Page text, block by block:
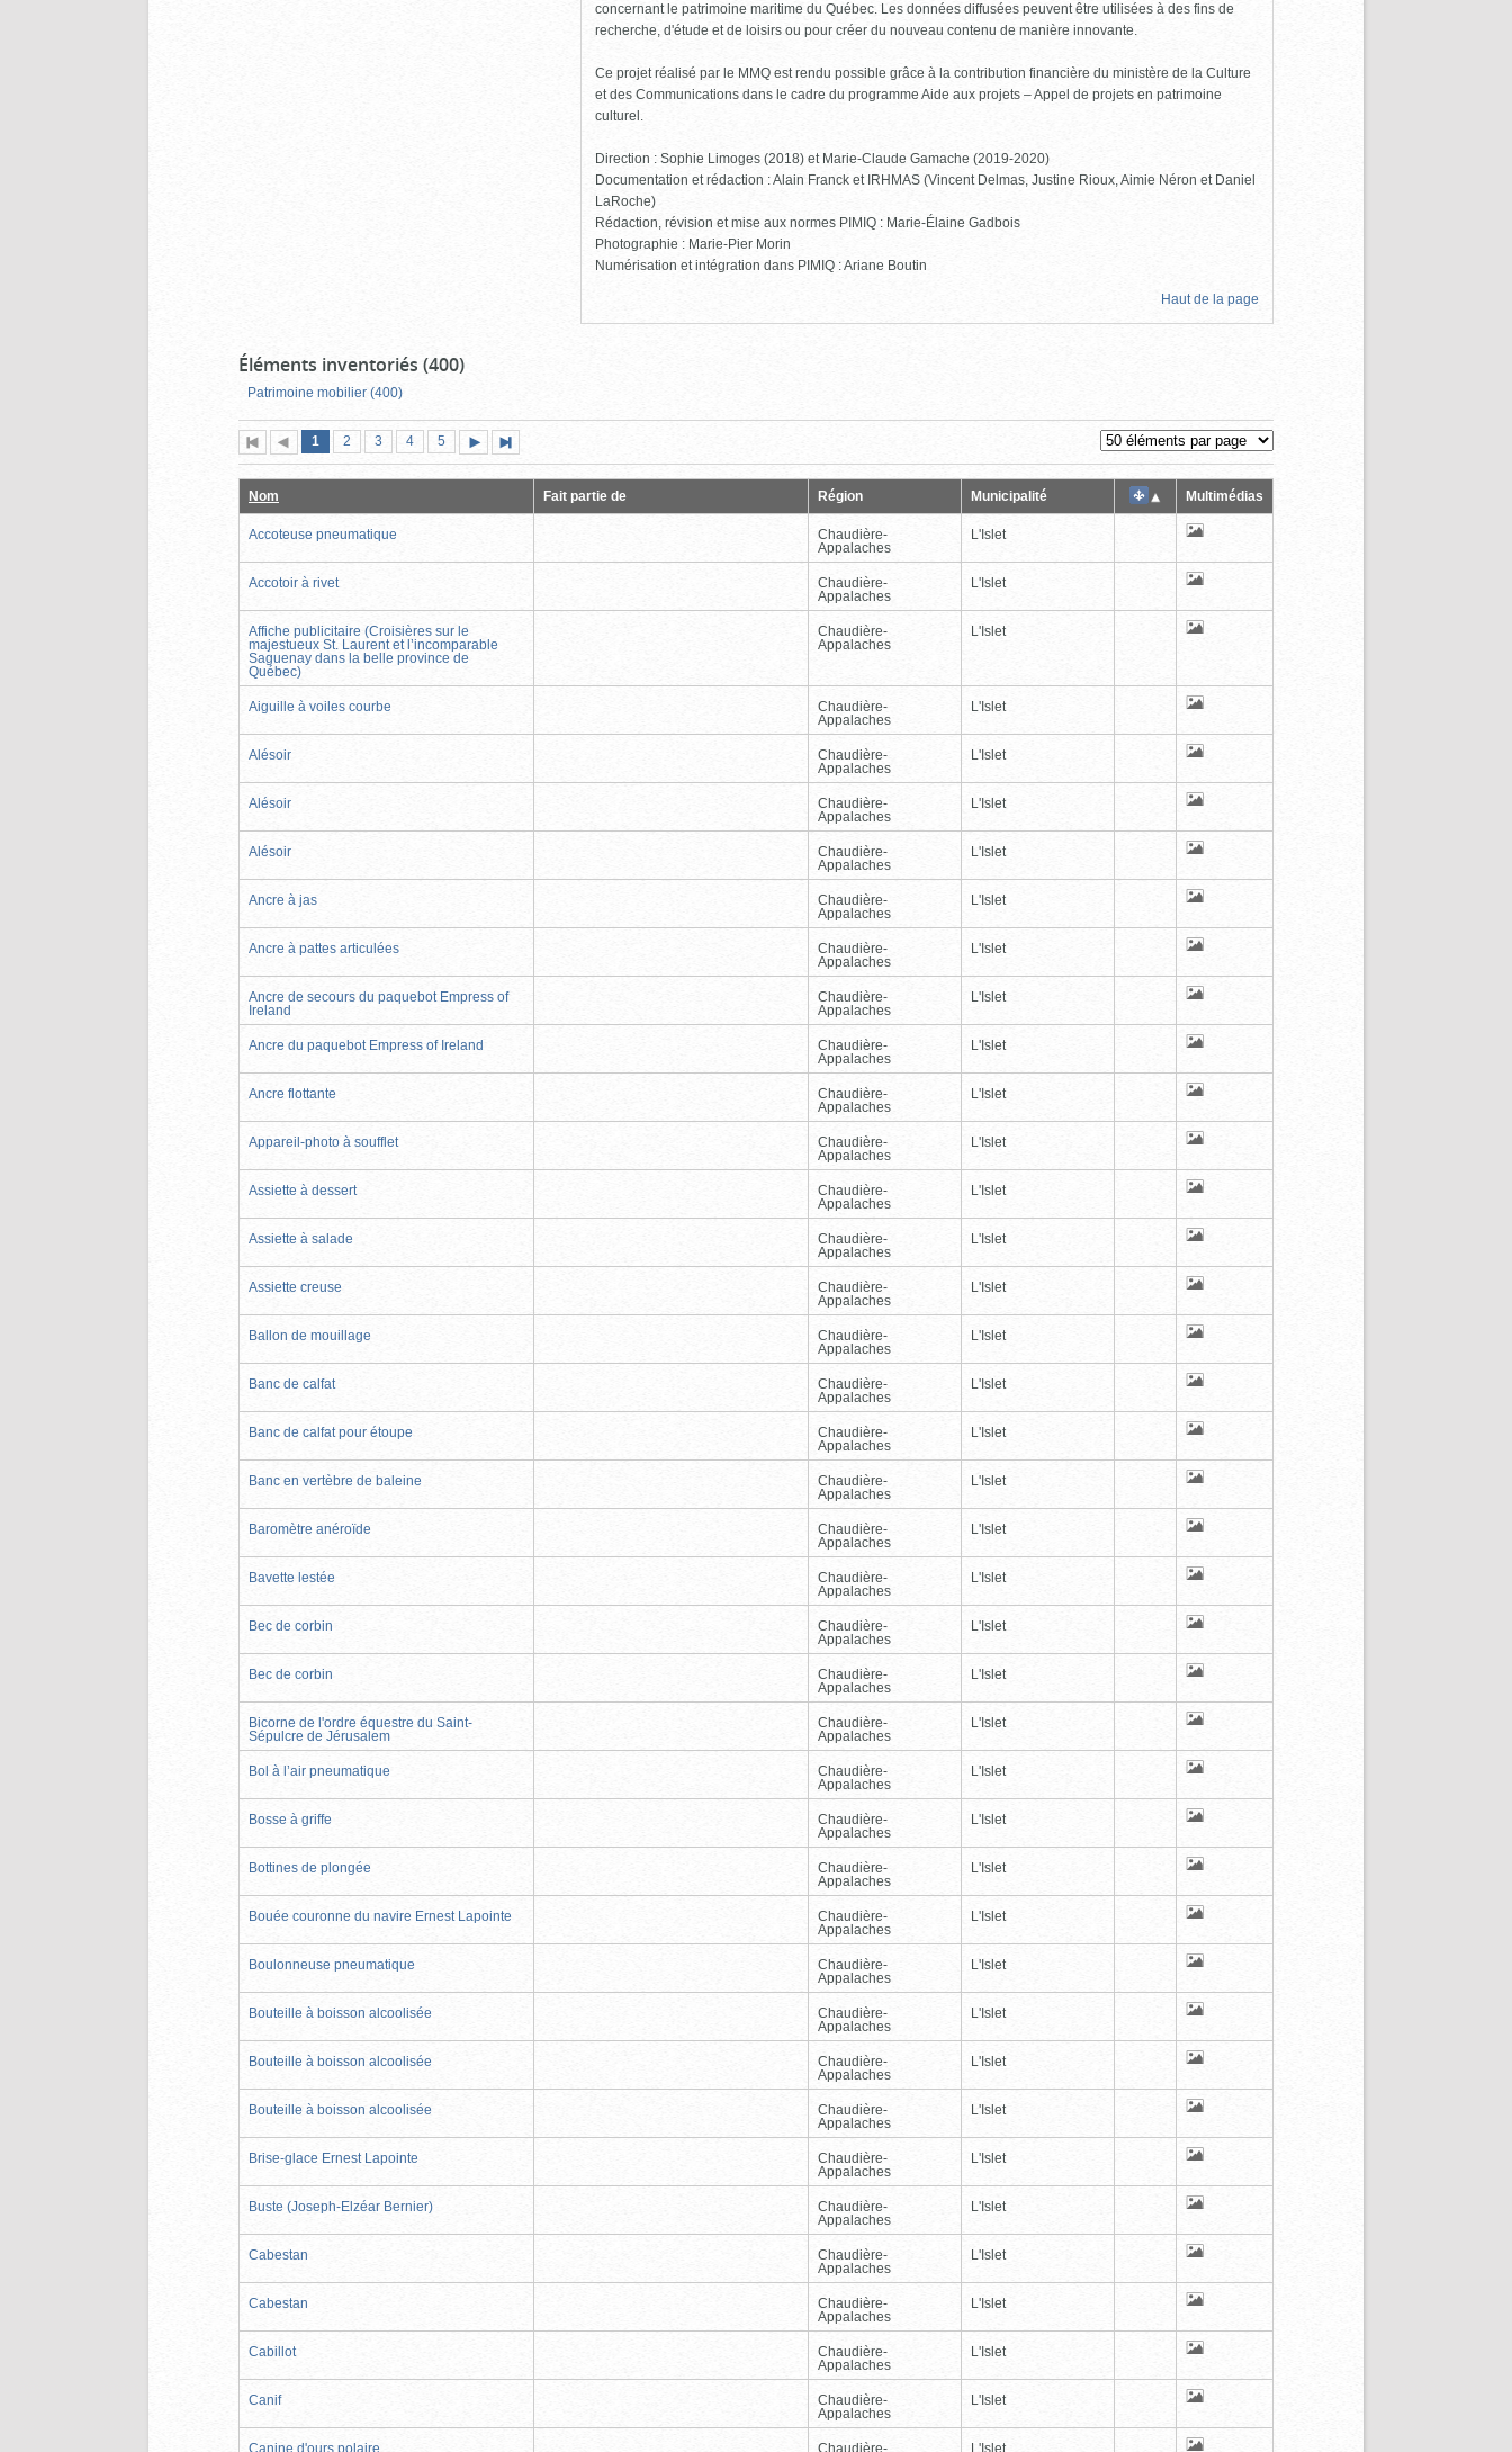
concernant le patrimoine maritime du Québec. Les données diffusées peuvent être utilisées à des fins de
recherche, d'étude et de loisirs ou pour créer du nouveau contenu de manière innovante.
Ce projet réalisé par le MMQ est rendu possible grâce à la contribution financière du ministère de la Culture
et des Communications dans le cadre du programme Aide aux projets – Appel de projets en patrimoine
culturel.
Direction : Sophie Limoges (2018) et Marie-Claude Gamache (2019-2020)
Documentation et rédaction : Alain Franck et IRHMAS (Vincent Delmas, Justine Rioux, Aimie Néron et Daniel
LaRoche)
Rédaction, révision et mise aux normes PIMIQ : Marie-Élaine Gadbois
Photographie : Marie-Pier Morin
Numérisation et intégration dans PIMIQ : Ariane Boutin
Haut de la page
Éléments inventoriés (400)
Patrimoine mobilier (400)
Première
page
Page
précédente
Page
1 (page
actuelle)
Page
2 Page
3 Page
4 Page
5
suivante
page
Nom Fait partie de Région Municipalité Multimédias
Accoteuse pneumatique
Chaudière-
Appalaches
L'Islet
Accotoir à rivet
Chaudière-
Appalaches
L'Islet
Affiche publicitaire (Croisières sur le
majestueux St. Laurent et l’incomparable
Saguenay dans la belle province de
Québec)
Chaudière-
Appalaches
L'Islet
Aiguille à voiles courbe
Chaudière-
Appalaches
L'Islet
Alésoir
Chaudière-
Appalaches
L'Islet
Alésoir
Chaudière-
Appalaches
L'Islet
Alésoir
Chaudière-
Appalaches
L'Islet
Ancre à jas
Chaudière-
Appalaches
L'Islet
Ancre à pattes articulées
Chaudière-
Appalaches
L'Islet
Ancre de secours du paquebot Empress of
Ireland
Chaudière-
Appalaches
L'Islet
Ancre du paquebot Empress of Ireland
Chaudière-
Appalaches
L'Islet
Ancre flottante
Chaudière-
Appalaches
L'Islet
Appareil-photo à soufflet
Chaudière-
Appalaches
L'Islet
Assiette à dessert
Chaudière-
Appalaches
L'Islet
Assiette à salade
Chaudière-
Appalaches
L'Islet
Assiette creuse
Chaudière-
Appalaches
L'Islet
Ballon de mouillage
Chaudière-
Appalaches
L'Islet
Banc de calfat
Chaudière-
Appalaches
L'Islet
Banc de calfat pour étoupe
Chaudière-
Appalaches
L'Islet
Banc en vertèbre de baleine
Chaudière-
Appalaches
L'Islet
Baromètre anéroïde
Chaudière-
Appalaches
L'Islet
Bavette lestée
Chaudière-
Appalaches
L'Islet
Bec de corbin
Chaudière-
Appalaches
L'Islet
Bec de corbin
Chaudière-
Appalaches
L'Islet
Bicorne de l'ordre équestre du Saint-
Sépulcre de Jérusalem
Chaudière-
Appalaches
L'Islet
Bol à l’air pneumatique
Chaudière-
Appalaches
L'Islet
Bosse à griffe
Chaudière-
Appalaches
L'Islet
Bottines de plongée
Chaudière-
Appalaches
L'Islet
Bouée couronne du navire Ernest Lapointe
Chaudière-
Appalaches
L'Islet
Boulonneuse pneumatique
Chaudière-
Appalaches
L'Islet
Bouteille à boisson alcoolisée
Chaudière-
Appalaches
L'Islet
Bouteille à boisson alcoolisée
Chaudière-
Appalaches
L'Islet
Bouteille à boisson alcoolisée
Chaudière-
Appalaches
L'Islet
Brise-glace Ernest Lapointe
Chaudière-
Appalaches
L'Islet
Buste (Joseph-Elzéar Bernier)
Chaudière-
Appalaches
L'Islet
Cabestan
Chaudière-
Appalaches
L'Islet
Cabestan
Chaudière-
Appalaches
L'Islet
Cabillot
Chaudière-
Appalaches
L'Islet
Canif
Chaudière-
Appalaches
L'Islet
Canine d'ours polaire Chaudière- L'Islet